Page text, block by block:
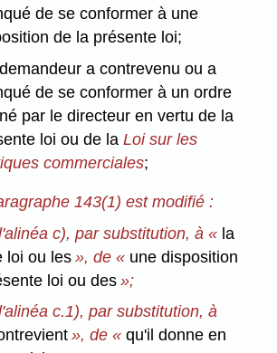
de se conformer à une
de la présente loi;
a contrevenu ou a
de se conformer à un ordre
par le directeur en vertu de la
loi ou de la Loi sur les
commerciales;
143(1) est modifié :
c), par substitution, à « la
loi ou les », de « une disposition
loi ou des»;
c.1), par substitution, à
», de «qu'il donne en